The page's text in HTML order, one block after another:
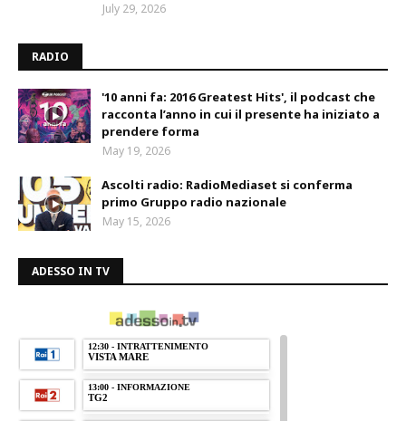
July 29, 2026
RADIO
'10 anni fa: 2016 Greatest Hits', il podcast che
racconta l’anno in cui il presente ha iniziato a
prendere forma
May 19, 2026
Ascolti radio: RadioMediaset si conferma
primo Gruppo radio nazionale
May 15, 2026
ADESSO IN TV